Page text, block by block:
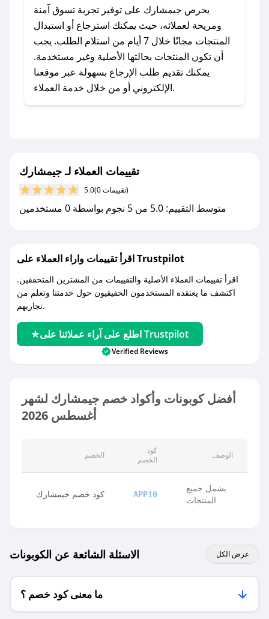
### كيف تحصل على كوبونات خصم حصرية من
جيمشارك؟
للحصول على كوبونات وخصومات حصرية، قم بما
يلي:
- اضغط على أيقونة متابعة لمتجر جيمشارك في
تطبيق صحصح.
مع صحصح، تسوق بذكاء ووفّر على كل مشترياتك مع
يحرص جيمشارك على توفير تجربة تسوق آمنة
ومريحة لعملائه، حيث يمكنك استرجاع أو استبدال
المنتجات مجانًا خلال 7 أيام من استلام الطلب. يجب
أن تكون المنتجات بحالتها الأصلية وغير مستخدمة.
يمكنك تقديم طلب الإرجاع بسهولة عبر موقعنا
الإلكتروني أو من خلال خدمة العملاء.
تقييمات العملاء لـ جيمشارك
5.0 (0 تقييمات)
متوسط التقييم: 5.0 من 5 نجوم بواسطة 0 مستخدمين
اقرأ تقييمات واراء العملاء على Trustpilot
اقرأ تقييمات العملاء الأصلية والتقييمات من المشترين المتحققين.
اكتشف ما يعتقده المستخدمون الحقيقيون حول خدمتنا وتعلم من
تجاربهم.
اطلع على آراء عملائنا على Trustpilot
Verified Reviews
أفضل كوبونات وأكواد خصم جيمشارك لشهر
أغسطس 2026
الخصم
كود
الخصم
الوصف
كود خصم جيمشارك APP10
يشمل جميع
المنتجات
الاسئلة الشائعة عن الكوبونات عرض الكل
ما معنى كود خصم ؟